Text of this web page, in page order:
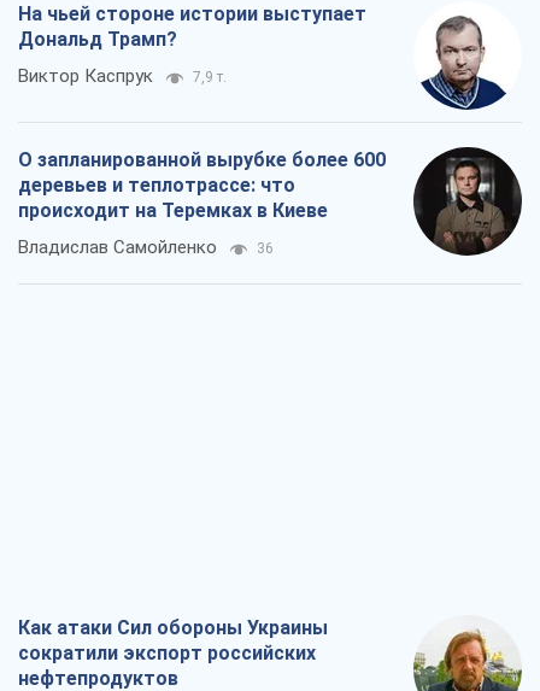
На чьей стороне истории выступает
Дональд Трамп?
Виктор Каспрук 7,9 т.
О запланированной вырубке более 600
деревьев и теплотрассе: что
происходит на Теремках в Киеве
Владислав Самойленко 36
Как атаки Сил обороны Украины
сократили экспорт российских
нефтепродуктов